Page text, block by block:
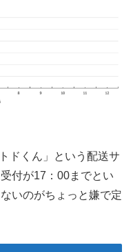
ドくん」という配送サ
付が17：00までとい
いのがちょっと嫌で定